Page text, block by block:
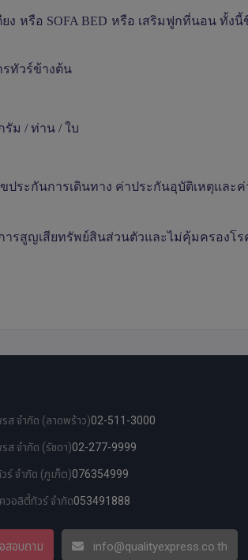
ง หรือ SOFA BED หรือ เสริมฟูกที่นอน ทั้ง
ทัวร์ข้างต้น
รัม / ท่าน / ใบ
ขประกันการเดินทาง ค่าประกันอุบัติเหตุและ
สูญเสียทรัพย์สินส่วนตัวและไม่คุ้มครองโร
ส จำกัด (ลาดพร้าว)02-511-3000
ส จำกัด (รัชดา)02-277-9999
ร์ จำกัด (ภูเก็ต)076354999
วอลิตี้ทัวร์ จำกัด053491888
สอบถาม info@qualityexpress.co.th